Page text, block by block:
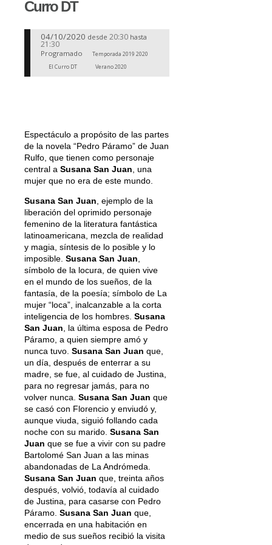
Curro DT
04/10/2020 desde 20:30 hasta
21:30
Programado
Temporada 2019 2020
El Curro DT
Verano 2020
Espectáculo a propósito de las partes
de la novela “Pedro Páramo” de Juan
Rulfo, que tienen como personaje
central a Susana San Juan , una
mujer que no era de este mundo.
Susana San Juan , ejemplo de la
liberación del oprimido personaje
femenino de la literatura fantástica
latinoamericana, mezcla de realidad
y magia, síntesis de lo posible y lo
imposible. Susana San Juan
símbolo de la locura, de quien vive
en el mundo de los sueños, de la
fantasía, de la poesía; símbolo de La
mujer “loca”, inalcanzable a la corta
inteligencia de los hombres. Susana
San Juan , la última esposa de Pedro
Páramo, a quien siempre amó y
nunca tuvo. Susana San Juan que,
un día, después de enterrar a su
madre, se fue, al cuidado de Justina,
para no regresar jamás, para no
volver nunca. Susana San Juan que
se casó con Florencio y enviudó y,
aunque viuda, siguió follando cada
noche con su marido. Susana San
Juan que se fue a vivir con su padre
Bartolomé San Juan a las minas
abandonadas de La Andrómeda.
Susana San Juan que, treinta años
después, volvió, todavía al cuidado
de Justina, para casarse con Pedro
Páramo. Susana San Juan que,
encerrada en una habitación en
medio de sus sueños recibió la visita